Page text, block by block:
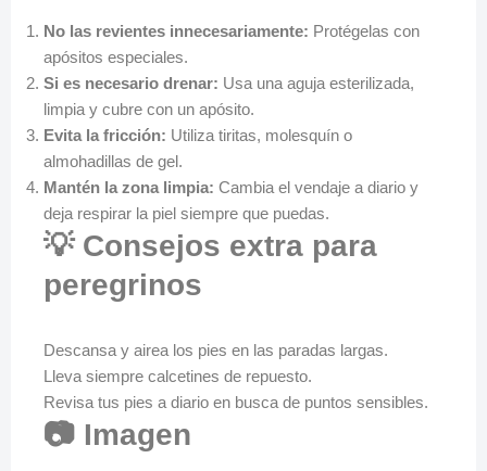
No las revientes innecesariamente: Protégelas con
apósitos especiales.
Si es necesario drenar: Usa una aguja esterilizada,
limpia y cubre con un apósito.
Evita la fricción: Utiliza tiritas, molesquín o
almohadillas de gel.
Mantén la zona limpia: Cambia el vendaje a diario y
deja respirar la piel siempre que puedas.
💡 Consejos extra para
peregrinos
Descansa y airea los pies en las paradas largas.
Lleva siempre calcetines de repuesto.
Revisa tus pies a diario en busca de puntos sensibles.
📷 Imagen